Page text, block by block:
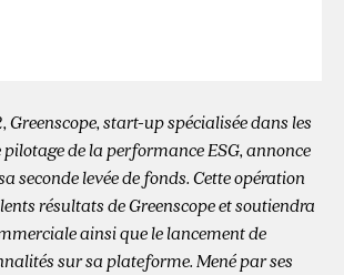
Greenscope, start-up spécialisée dans les
de la performance ESG, annonce
seconde levée de fonds. Cette opération
résultats de Greenscope et soutiendra
ainsi que le lancement de
sur sa plateforme. Mené par ses